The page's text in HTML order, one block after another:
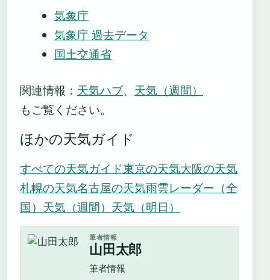
気象庁
気象庁 過去データ
国土交通省
関連情報： 天気ハブ、 天気（週間）
もご覧ください。
ほかの天気ガイド
すべての天気ガイド東京の天気大阪の天気
札幌の天気名古屋の天気雨雲レーダー（全
国） 天気（週間） 天気（明日）
筆者情報
山田太郎
筆者情報